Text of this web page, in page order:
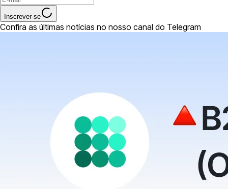
Inscrever-se
Confira as últimas notícias no nosso canal do Telegram